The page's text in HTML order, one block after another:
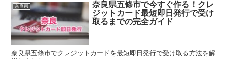
奈良県
奈良県五條市で今すぐ作る！クレ
ジットカード最短即日発行で受け
取るまでの完全ガイド
奈良県五條市でクレジットカードを最短即日発行で受け取る方法を解